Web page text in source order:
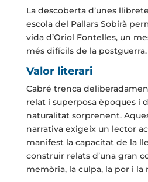
La descoberta d’unes
escola del Pallars Sobirà
vida d’Oriol Fontelles, un
més difícils de la postguerra.
Valor literari
Cabré trenca
relat i superposa èpoques i
naturalitat sorprenent.
narrativa exigeix un lector
manifest la capacitat de la
construir relats d’una gran
memòria, la culpa, la por i la